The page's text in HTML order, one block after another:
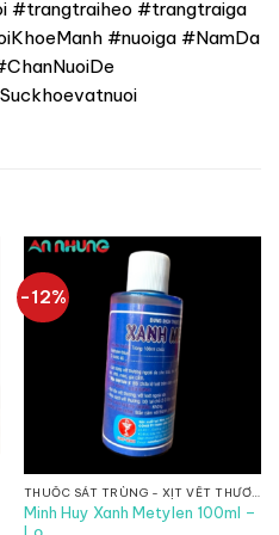
#trangtraiheo #trangtraiga
#nuoiga #NamDa
-12%
THUỐC SÁT TRÙNG - XỊT VẾT THƯƠNG
Minh Huy Xanh Metylen 100ml –